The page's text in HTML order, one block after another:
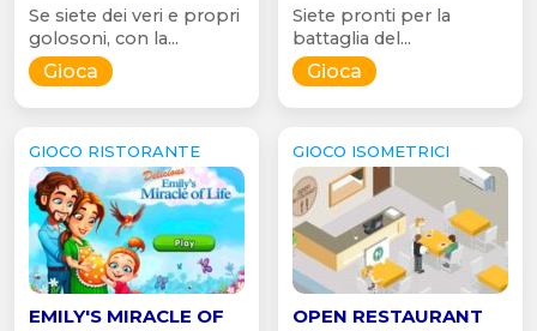
Se siete dei veri e propri
golosoni, con la...
Gioca
Siete pronti per la
battaglia del...
Gioca
GIOCO RISTORANTE
EMILY'S MIRACLE OF
GIOCO ISOMETRICI
OPEN RESTAURANT